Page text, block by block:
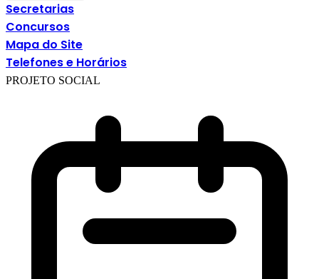
Secretarias
Concursos
Mapa do Site
Telefones e Horários
PROJETO SOCIAL